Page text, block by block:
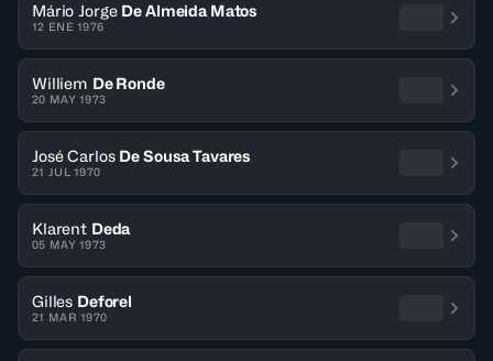
Mário Jorge De Almeida Matos
12 ENE 1976
Williem De Ronde
20 MAY 1973
José Carlos De Sousa Tavares
21 JUL 1970
Klarent Deda
05 MAY 1973
Gilles Deforel
21 MAR 1970